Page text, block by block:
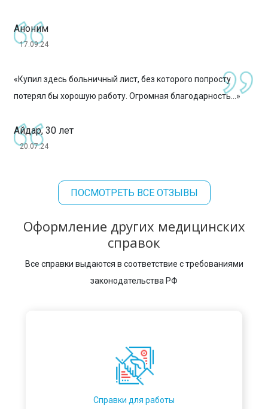
Аноним
17.09.24
«Купил здесь больничный лист, без которого попросту
потерял бы хорошую работу. Огромная благодарность...»
Айдар, 30 лет
20.07.24
ПОСМОТРЕТЬ ВСЕ ОТЗЫВЫ
Оформление других медицинских
справок
Все справки выдаются в соответствие с требованиями
законодательства РФ
Справки для работы